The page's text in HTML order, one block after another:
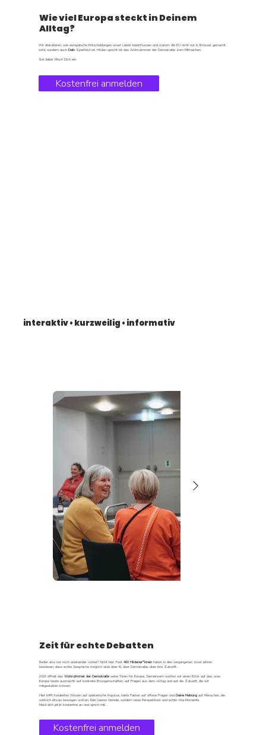
Wie viel Europa steckt in Deinem
Alltag?
Wir diskutieren, wie europäische Entscheidungen unser Leben beeinflussen und warum die EU nicht nur in Brüssel gemacht
wird, sondern auchDein Spielfeld ist. Hilden spricht ist das Wohnzimmer der Demokratie zum Mitmachen.
Sei dabei. Misch Dich ein.
Kostenfrei anmelden
interaktiv • kurzweilig • informativ
Zeit für echte Debatten
Reden alle nur noch aneinander vorbei? Nicht hier. Fast 400 Hildener*innenhaben in den vergangenen zwei Jahren
bewiesen, dass echte Gespräche möglich sind: über KI, über Demokratie, über ihre Zukunft.
2026 öffnet das Wohnzimmer der Demokratie seine Türen für Europa. Gemeinsam werfen wir einen Blick auf das, was
Europa heute ausmacht: auf konkrete Errungenschaften, auf Fragen aus dem Alltag und auf die Zukunft, die wir
mitgestalten können.
Hier trifft fundiertes Wissen auf spielerische Impulse, harte Fakten auf offene Fragen und Deine Meinungauf Menschen, die
wirklich etwas bewegen wollen. Kein leeres Gerede, sondern neue Perspektiven und echte Aha-Momente.
Meld dich jetzt kostenfrei an und sprich mit.
Kostenfrei anmelden